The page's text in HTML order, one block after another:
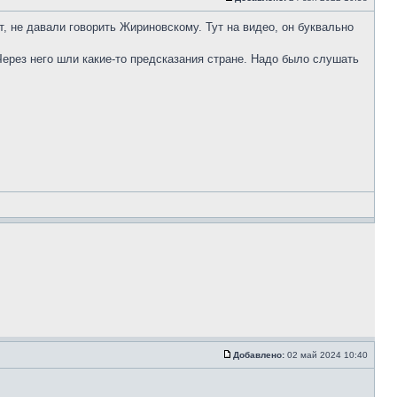
не давали говорить Жириновскому. Тут на видео, он буквально
него шли какие-то предсказания стране. Надо было слушать
Добавлено: 02 май 2024 10:40